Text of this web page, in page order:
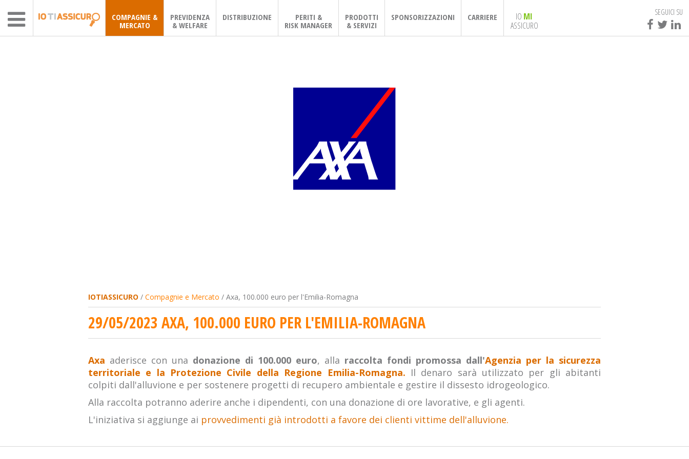
COMPAGNIE &
MERCATO
PREVIDENZA
& WELFARE
DISTRIBUZIONE
PERITI &
RISK MANAGER
PRODOTTI
& SERVIZI
SPONSORIZZAZIONI CARRIERE IO MI
ASSICURO
SEGUICI SU
IOTIASSICURO / Compagnie e Mercato / Axa, 100.000 euro per l'Emilia-Romagna
29/05/2023 AXA, 100.000 EURO PER L'EMILIA-ROMAGNA
Axa aderisce con una donazione di 100.000 euro, alla raccolta fondi promossa dall'Agenzia per la sicurezza
territoriale e la Protezione Civile della Regione Emilia-Romagna. Il denaro sarà utilizzato per gli abitanti
colpiti dall'alluvione e per sostenere progetti di recupero ambientale e gestire il dissesto idrogeologico.
Alla raccolta potranno aderire anche i dipendenti, con una donazione di ore lavorative, e gli agenti.
L'iniziativa si aggiunge ai provvedimenti già introdotti a favore dei clienti vittime dell'alluvione.